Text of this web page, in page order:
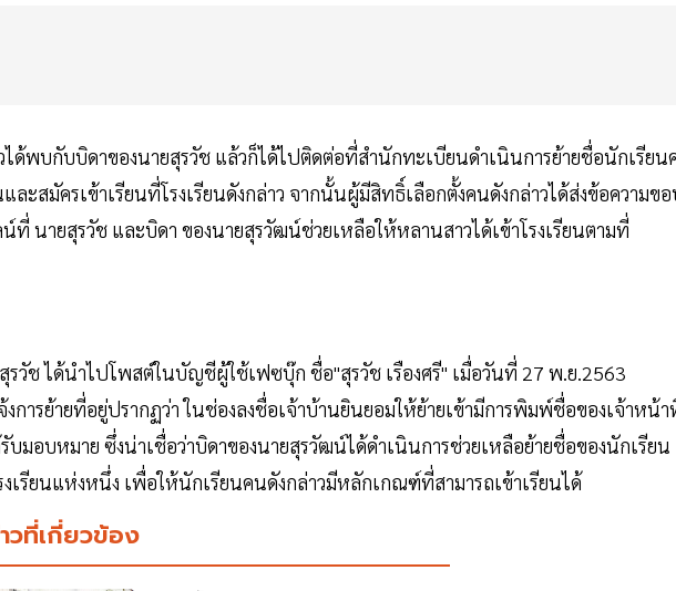
ด้พบกับบิดาของนายสุรวัช แล้วก็ได้ไปติดต่อที่สำนักทะเบียนดำเนินการย้ายชื่อนักเรียน
และสมัครเข้าเรียนที่โรงเรียนดังกล่าว จากนั้นผู้มีสิทธิ์เลือกตั้งคนดังกล่าวได้ส่งข้อความข
นายสุรวัช และบิดา ของนายสุรวัฒน์ช่วยเหลือให้หลานสาวได้เข้าโรงเรียนตามที่
วัช ได้นำไปโพสต์ในบัญชีผู้ใช้เฟซบุ๊ก ชื่อ"สุรวัช เรืองศรี" เมื่อวันที่ 27 พ.ย.2563
การย้ายที่อยู่ปรากฏว่า ในช่องลงชื่อเจ้าบ้านยินยอมให้ย้ายเข้ามีการพิมพ์ชื่อของเจ้าหน้
มอบหมาย ซึ่งน่าเชื่อว่าบิดาของนายสุรวัฒน์ได้ดำเนินการช่วยเหลือย้ายชื่อของนักเรียน
เรียนแห่งหนึ่ง เพื่อให้นักเรียนคนดังกล่าวมีหลักเกณฑ์ที่สามารถเข้าเรียนได้
วที่เกี่ยวข้อง